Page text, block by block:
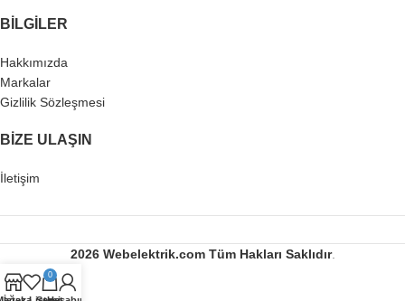
BILGILER
Hakkımızda
Markalar
Gizlilik Sözleşmesi
BIZE ULAŞIN
İletişim
2026 Webelektrik.com Tüm Hakları Saklıdır.
0